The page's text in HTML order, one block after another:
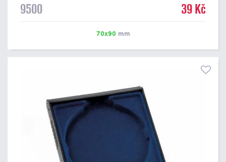
významné sportovní či kulturní události.
9500 39 Kč
70x90mm